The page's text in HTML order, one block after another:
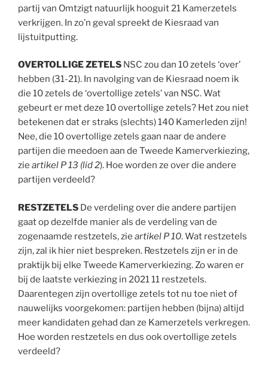
partij van Omtzigt natuurlijk hooguit 21 Kamerzetels
verkrijgen. In zo’n geval spreekt de Kiesraad van
lijstuitputting.
OVERTOLLIGE ZETELS NSC zou dan 10 zetels ‘over’
hebben (31-21). In navolging van de Kiesraad noem ik
die 10 zetels de ‘overtollige zetels’ van NSC. Wat
gebeurt er met deze 10 overtollige zetels? Het zou niet
betekenen dat er straks (slechts) 140 Kamerleden zijn!
Nee, die 10 overtollige zetels gaan naar de andere
partijen die meedoen aan de Tweede Kamerverkiezing,
zie artikel P 13 (lid 2). Hoe worden ze over die andere
partijen verdeeld?
RESTZETELS De verdeling over die andere partijen
gaat op dezelfde manier als de verdeling van de
zogenaamde restzetels, zie artikel P 10. Wat restzetels
zijn, zal ik hier niet bespreken. Restzetels zijn er in de
praktijk bij elke Tweede Kamerverkiezing. Zo waren er
bij de laatste verkiezing in 2021 11 restzetels.
Daarentegen zijn overtollige zetels tot nu toe niet of
nauwelijks voorgekomen: partijen hebben (bijna) altijd
meer kandidaten gehad dan ze Kamerzetels verkregen.
Hoe worden restzetels en dus ook overtollige zetels
verdeeld?